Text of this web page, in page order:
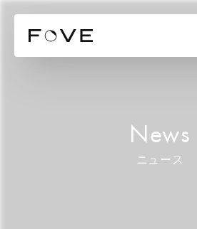
News
ニュース